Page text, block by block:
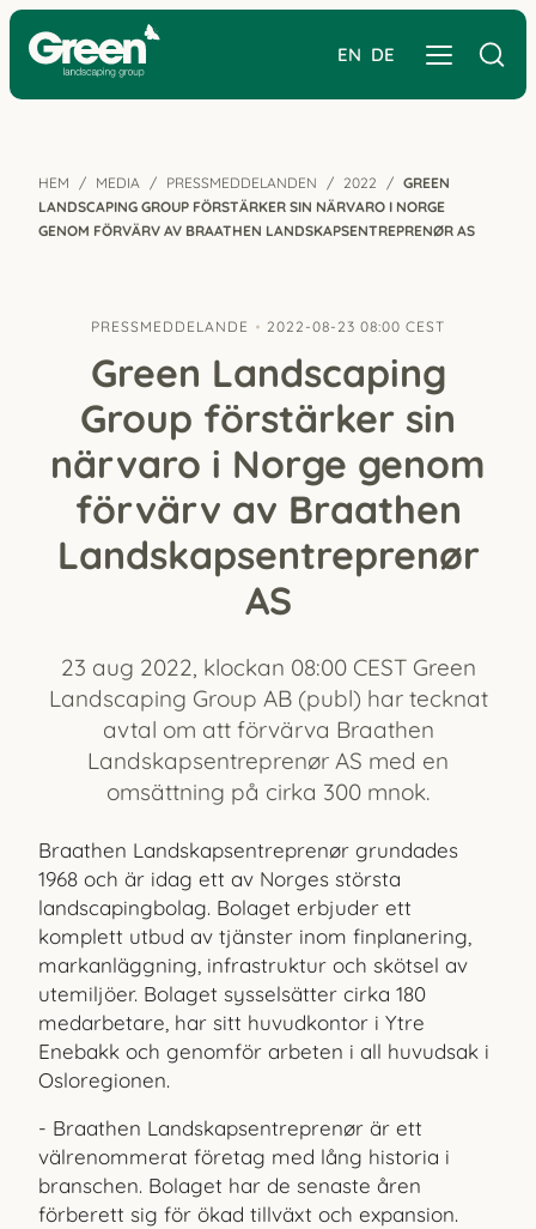
EN DE
HEM MEDIA PRESSMEDDELANDEN 2022
GREEN
LANDSCAPING GROUP FÖRSTÄRKER SIN NÄRVARO I NORGE
GENOM FÖRVÄRV AV BRAATHEN LANDSKAPSENTREPRENØR AS
PRESSMEDDELANDE 2022-08-23 08:00 CEST
Green Landscaping
Group förstärker sin
närvaro i Norge genom
förvärv av Braathen
Landskapsentreprenør
AS
23 aug 2022, klockan 08:00 CEST Green
Landscaping Group AB (publ) har tecknat
avtal om att förvärva Braathen
Landskapsentreprenør AS med en
omsättning på cirka 300 mnok.
Braathen Landskapsentreprenør grundades
1968 och är idag ett av Norges största
landscapingbolag. Bolaget erbjuder ett
komplett utbud av tjänster inom finplanering,
markanläggning, infrastruktur och skötsel av
utemiljöer. Bolaget sysselsätter cirka 180
medarbetare, har sitt huvudkontor i Ytre
Enebakk och genomför arbeten i all huvudsak i
Osloregionen.
- Braathen Landskapsentreprenør är ett
välrenommerat företag med lång historia i
branschen. Bolaget har de senaste åren
förberett sig för ökad tillväxt och expansion.